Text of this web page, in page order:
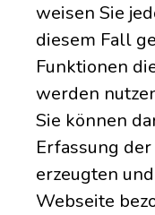
weisen Sie
diesem Fall
Funktionen
werden
Sie können
Erfassung
erzeugten
Webseite